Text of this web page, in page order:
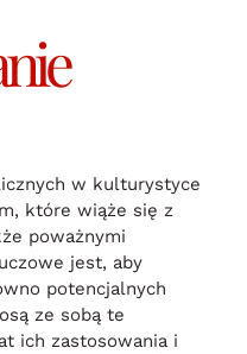
w kulturystyce
które wiąże się z
poważnymi
jest, aby
potencjalnych
ze sobą te
ich zastosowania i